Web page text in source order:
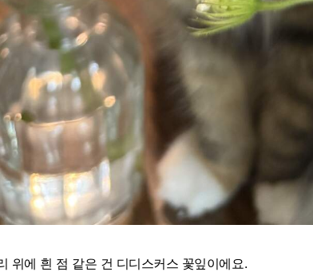
위에 흰 점 같은 건 디디스커스 꽃잎이에요.